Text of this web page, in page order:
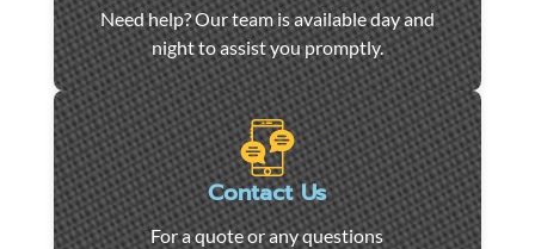
Car
towing
and
roadside
assistance
in
Marseille
-
Need help? Our team is available day and
night to assist you promptly.
Contact Us
For a quote or any questions